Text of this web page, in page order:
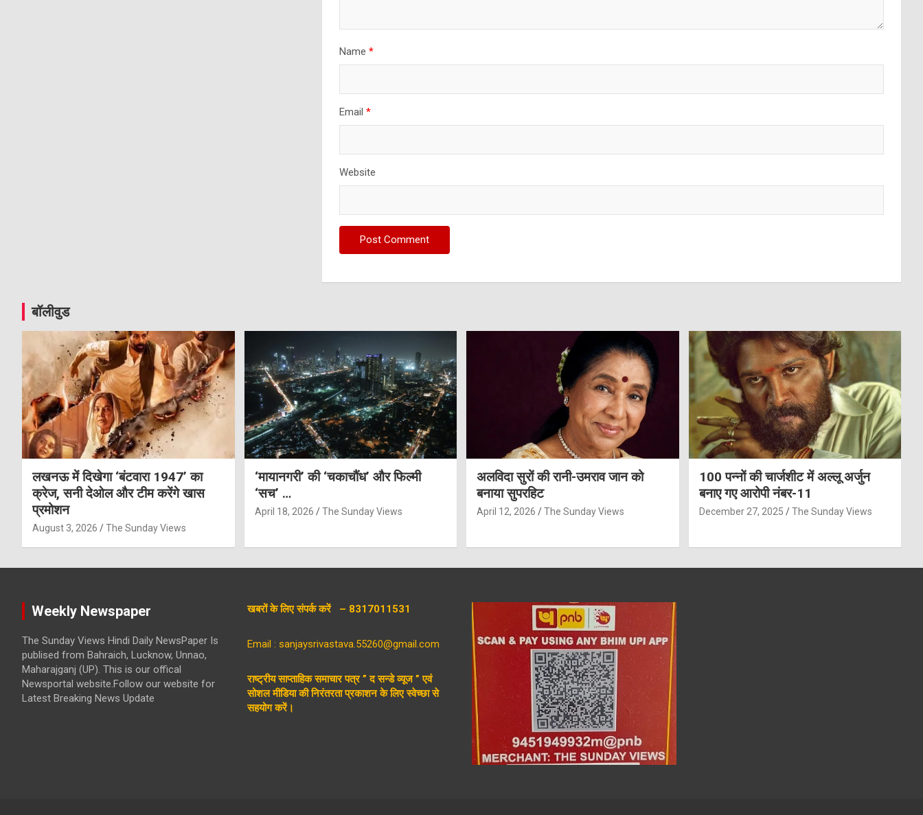
Name *
Email *
Website
बॉलीवुड
लखनऊ में दिखेगा ‘बंटवारा 1947’ का
क्रेज, सनी देओल और टीम करेंगे खास
प्रमोशन
August 3, 2026 The Sunday Views
‘मायानगरी’ की ‘चकाचौंध’ और फिल्मी
‘सच’ …
April 18, 2026 The Sunday Views
अलविदा सुरों की रानी-उमराव जान को
बनाया सुपरहिट
April 12, 2026 The Sunday Views
100 पन्नों की चार्जशीट में अल्लू अर्जुन
बनाए गए आरोपी नंबर-11
December 27, 2025 The Sunday Views
Weekly Newspaper
The Sunday Views Hindi Daily NewsPaper Is
publised from Bahraich, Lucknow, Unnao,
Maharajganj (UP). This is our offical
Newsportal website.Follow our website for
Latest Breaking News Update
खबरों के लिए संपर्क करें – 8317011531
Email : sanjaysrivastava.55260@gmail.com
राष्ट्रीय साप्ताहिक समाचार पत्र ” द सन्डे व्यूज ” एवं
सोशल मीडिया की निरंतरता प्रकाशन के लिए स्वेच्छा से
सहयोग करें।